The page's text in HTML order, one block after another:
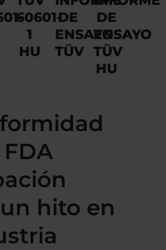
60601-
1
HU
DE
ENSAYO
TÜV
DE
ENSAYO
TÜV
HU
hito en